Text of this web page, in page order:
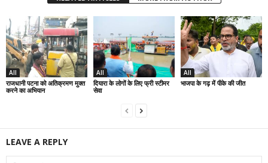
All
राजधानी पटना को अतिक्रमण मुक्त
करने का अभियान
All
दियारा के लोगों के लिए फ्री स्टीमर
सेवा
All
भाजपा के गढ़ में पीके की जीत
LEAVE A REPLY